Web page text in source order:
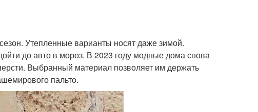
Утепленные варианты носят даже зимой.
до авто в мороз. В 2023 году модные дома снова
Выбранный материал позволяет им держать
пальто.